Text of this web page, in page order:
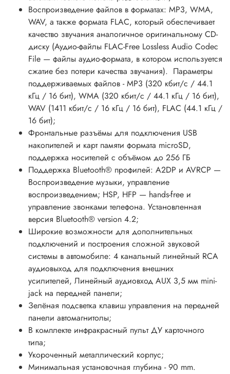
Воспроизведение файлов в форматах: MP3, WMA,
WAV, а также формата FLAC, который обеспечивает
качество звучания аналогичное оригинальному CD-
диску (Аудио-файлы FLAC-Free Lossless Audio Codec
File — файлы аудио-формата, в котором используется
сжатие без потери качества звучания). Параметры
поддерживаемых файлов - MP3 (320 кбит/с / 44.1
кГц / 16 бит), WMA (320 кбит/с / 44.1 кГц / 16 бит),
WAV (1411 кбит/с / 16 кГц / 16 бит), FLAC (44.1 кГц /
16 бит);
Фронтальные разъёмы для подключения USB
накопителей и карт памяти формата microSD,
поддержка носителей с объёмом до 256 ГБ
Поддержка Bluetooth® профилей: A2DP и AVRCP —
Воспроизведение музыки, управление
воспроизведением; HSP, HFP — hands-free и
управление звонками телефона. Установленная
версия Bluetooth® version 4.2;
Широкие возможности для дополнительных
подключений и построения сложной звуковой
системы в автомобиле: 4 канальный линейный RCA
аудиовыход для подключения внешних
усилителей, Линейный аудиовход AUX 3,5 мм mini-
jack на передней панели;
Зелёная подсветка клавиш управления на передней
панели автомагнитолы;
В комплекте инфракрасный пульт ДУ карточного
типа;
Укороченный металлический корпус;
Минимальная установочная глубина - 90 mm.